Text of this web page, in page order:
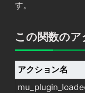
す。
この関数の
アクション名